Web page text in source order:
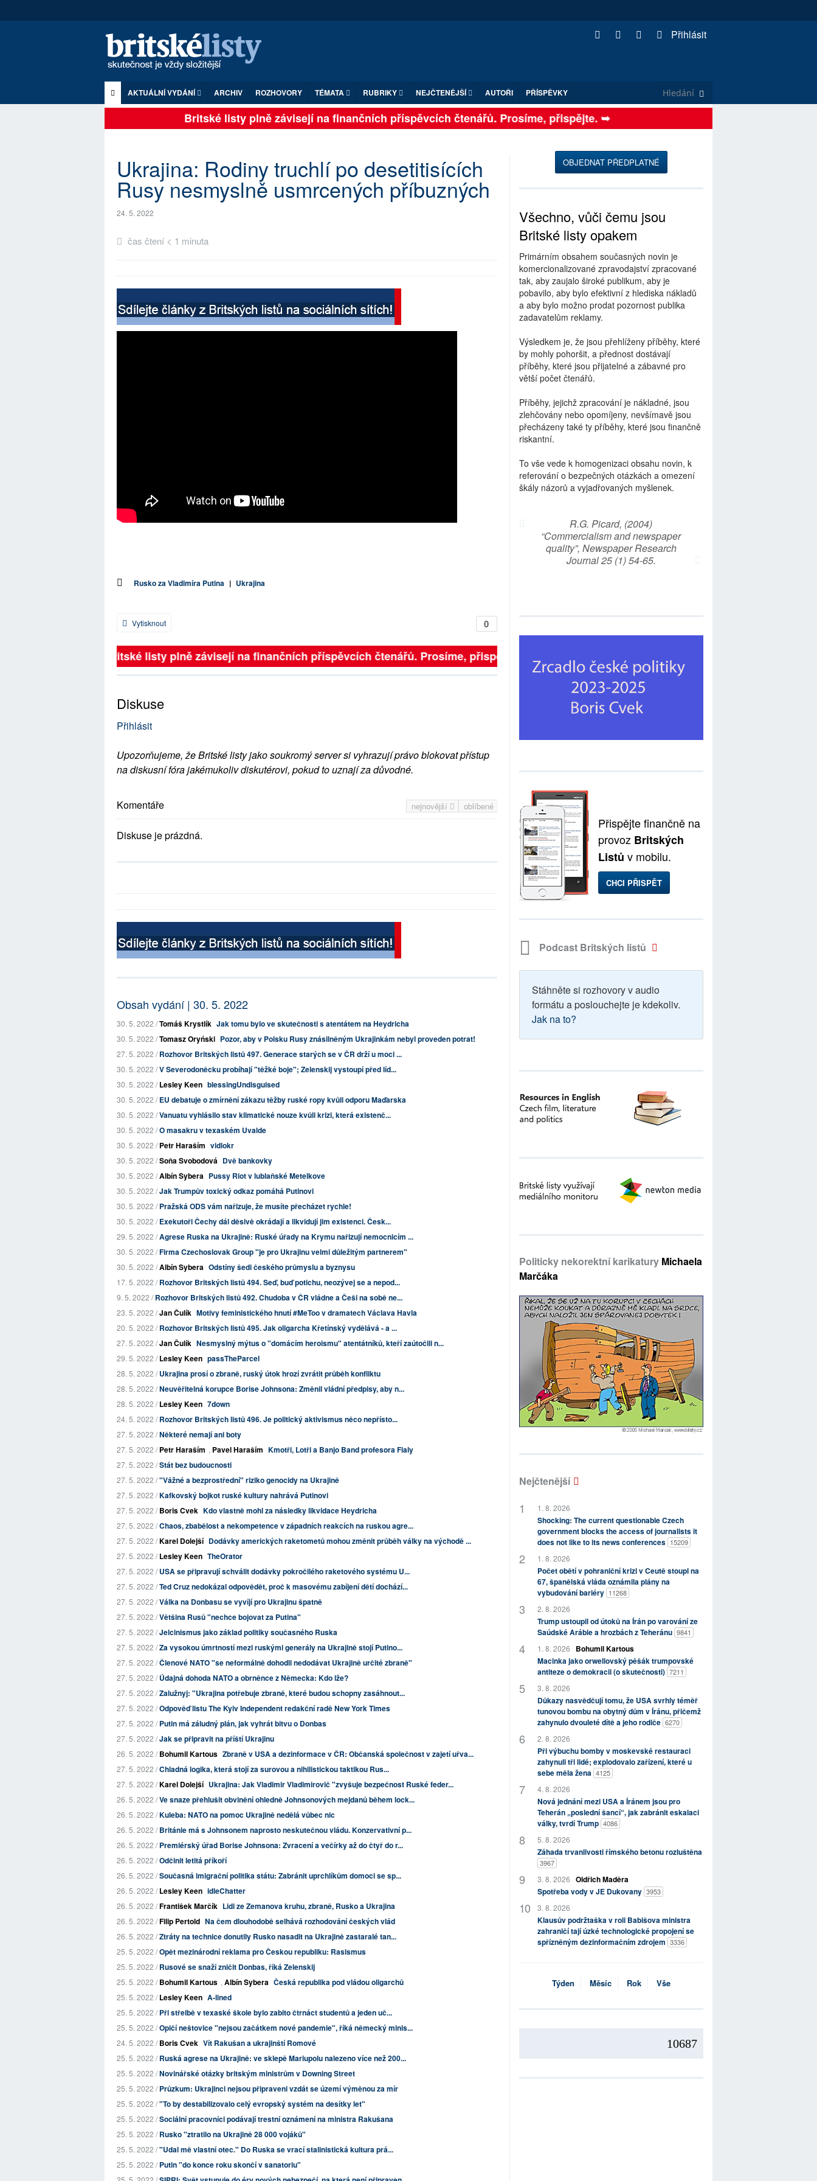
Přihlásit
AKTUÁLNÍ VYDÁNÍ ARCHIV ROZHOVORY TÉMATA RUBRIKY NEJČTENĚJŠÍ AUTOŘI PŘÍSPĚVKY
Britské listy plně závisejí na finančních příspěvcích čtenářů. Prosíme, přispějte. ➥
Ukrajina: Rodiny truchlí po desetitisících
Rusy nesmyslně usmrcených příbuzných
24. 5. 2022
čas čtení < 1 minuta
Rusko za Vladimíra Putina | Ukrajina
0
Vytisknout
Britské listy plně závisejí na finančních příspěvcích čtenářů. Prosíme, přispějte. ➥
Diskuse
Přihlásit
Upozorňujeme, že Britské listy jako soukromý server si vyhrazují právo blokovat přístup
na diskusní fóra jakémukoliv diskutérovi, pokud to uznají za důvodné.
nejnovější oblíbené
Komentáře
Diskuse je prázdná.
Obsah vydání | 30. 5. 2022
30. 5. 2022 /Tomáš Krystlík Jak tomu bylo ve skutečnosti s atentátem na Heydricha
30. 5. 2022 /Tomasz Oryński Pozor, aby v Polsku Rusy znásilněným Ukrajinkám nebyl proveden potrat!
27. 5. 2022 /Rozhovor Britských listů 497. Generace starých se v ČR drží u moci ...
30. 5. 2022 /V Severodoněcku probíhají "těžké boje"; Zelenskij vystoupí před líd...
30. 5. 2022 /Lesley Keen blessingUndisguised
30. 5. 2022 /EU debatuje o zmírnění zákazu těžby ruské ropy kvůli odporu Maďarska
30. 5. 2022 /Vanuatu vyhlásilo stav klimatické nouze kvůli krizi, která existenč...
30. 5. 2022 /O masakru v texaském Uvalde
30. 5. 2022 /Petr Haraším vidlokr
30. 5. 2022 /Soňa Svobodová Dvě bankovky
30. 5. 2022 /Albín Sybera Pussy Riot v lublaňské Metelkove
30. 5. 2022 /Jak Trumpův toxický odkaz pomáhá Putinovi
30. 5. 2022 /Pražská ODS vám nařizuje, že musíte přecházet rychle!
30. 5. 2022 /Exekutoři Čechy dál děsivě okrádají a likvidují jim existenci. Česk...
29. 5. 2022 /Agrese Ruska na Ukrajině: Ruské úřady na Krymu nařizují nemocnicím ...
30. 5. 2022 /Firma Czechoslovak Group "je pro Ukrajinu velmi důležitým partnerem"
30. 5. 2022 /Albín Sybera Odstíny šedi českého průmyslu a byznysu
17. 5. 2022 /Rozhovor Britských listů 494. Seď, buď potichu, neozývej se a nepod...
9. 5. 2022 /Rozhovor Britských listů 492. Chudoba v ČR vládne a Češi na sobě ne...
23. 5. 2022 /Jan Čulík Motivy feministického hnutí #MeToo v dramatech Václava Havla
20. 5. 2022 /Rozhovor Britských listů 495. Jak oligarcha Křetínský vydělává - a ...
27. 5. 2022 /Jan Čulík Nesmyslný mýtus o "domácím heroismu" atentátníků, kteří zaútočili n...
29. 5. 2022 /Lesley Keen passTheParcel
28. 5. 2022 /Ukrajina prosí o zbraně, ruský útok hrozí zvrátit průběh konfliktu
28. 5. 2022 /Neuvěřitelná korupce Borise Johnsona: Změnil vládní předpisy, aby n...
28. 5. 2022 /Lesley Keen 7down
24. 5. 2022 /Rozhovor Britských listů 496. Je politický aktivismus něco nepřísto...
27. 5. 2022 /Některé nemají ani boty
27. 5. 2022 /Petr Haraším , Pavel Haraším Kmotři, Lotři a Banjo Band profesora Fialy
27. 5. 2022 /Stát bez budoucnosti
27. 5. 2022 /"Vážné a bezprostřední" riziko genocidy na Ukrajině
27. 5. 2022 /Kafkovský bojkot ruské kultury nahrává Putinovi
27. 5. 2022 /Boris Cvek Kdo vlastně mohl za následky likvidace Heydricha
27. 5. 2022 /Chaos, zbabělost a nekompetence v západních reakcích na ruskou agre...
27. 5. 2022 /Karel Dolejší Dodávky amerických raketometů mohou změnit průběh války na východě ...
27. 5. 2022 /Lesley Keen TheOrator
27. 5. 2022 /USA se připravují schválit dodávky pokročilého raketového systému U...
27. 5. 2022 /Ted Cruz nedokázal odpovědět, proč k masovému zabíjení dětí dochází...
27. 5. 2022 /Válka na Donbasu se vyvíjí pro Ukrajinu špatně
27. 5. 2022 /Většina Rusů "nechce bojovat za Putina"
27. 5. 2022 /Jelcinismus jako základ politiky současného Ruska
27. 5. 2022 /Za vysokou úmrtností mezi ruskými generály na Ukrajině stojí Putino...
27. 5. 2022 /Členové NATO "se neformálně dohodli nedodávat Ukrajině určité zbraně"
27. 5. 2022 /Údajná dohoda NATO a obrněnce z Německa: Kdo lže?
27. 5. 2022 /Zalužnyj: "Ukrajina potřebuje zbraně, které budou schopny zasáhnout...
27. 5. 2022 /Odpověď listu The Kyiv Independent redakční radě New York Times
27. 5. 2022 /Putin má záludný plán, jak vyhrát bitvu o Donbas
27. 5. 2022 /Jak se připravit na příští Ukrajinu
26. 5. 2022 /Bohumil Kartous Zbraně v USA a dezinformace v ČR: Občanská společnost v zajetí uřva...
27. 5. 2022 /Chladná logika, která stojí za surovou a nihilistickou taktikou Rus...
27. 5. 2022 /Karel Dolejší Ukrajina: Jak Vladimir Vladimirovič "zvyšuje bezpečnost Ruské feder...
26. 5. 2022 /Ve snaze přehlušit obvinění ohledně Johnsonových mejdanů během lock...
26. 5. 2022 /Kuleba: NATO na pomoc Ukrajině nedělá vůbec nic
26. 5. 2022 /Británie má s Johnsonem naprosto neskutečnou vládu. Konzervativní p...
26. 5. 2022 /Premiérský úřad Borise Johnsona: Zvracení a večírky až do čtyř do r...
26. 5. 2022 /Odčinit letitá příkoří
26. 5. 2022 /Současná imigrační politika státu: Zabránit uprchlíkům domoci se sp...
26. 5. 2022 /Lesley Keen idleChatter
26. 5. 2022 /František Marčík Lidi ze Zemanova kruhu, zbraně, Rusko a Ukrajina
26. 5. 2022 /Filip Pertold Na čem dlouhodobě selhává rozhodování českých vlád
26. 5. 2022 /Ztráty na technice donutily Rusko nasadit na Ukrajině zastaralé tan...
25. 5. 2022 /Opět mezinárodní reklama pro Českou republiku: Rasismus
25. 5. 2022 /Rusové se snaží zničit Donbas, říká Zelenskij
25. 5. 2022 /Bohumil Kartous , Albín Sybera Česká republika pod vládou oligarchů
25. 5. 2022 /Lesley Keen A-lined
25. 5. 2022 /Při střelbě v texaské škole bylo zabito čtrnáct studentů a jeden uč...
25. 5. 2022 /Opičí neštovice "nejsou začátkem nové pandemie", říká německý minis...
24. 5. 2022 /Boris Cvek Vít Rakušan a ukrajinští Romové
25. 5. 2022 /Ruská agrese na Ukrajině: ve sklepě Mariupolu nalezeno více než 200...
25. 5. 2022 /Novinářské otázky britským ministrům v Downing Street
25. 5. 2022 /Průzkum: Ukrajinci nejsou připraveni vzdát se území výměnou za mír
25. 5. 2022 /"To by destabilizovalo celý evropský systém na desítky let"
25. 5. 2022 /Sociální pracovníci podávají trestní oznámení na ministra Rakušana
25. 5. 2022 /Rusko "ztratilo na Ukrajině 28 000 vojáků"
25. 5. 2022 /"Udal mě vlastní otec." Do Ruska se vrací stalinistická kultura prá...
25. 5. 2022 /Putin "do konce roku skončí v sanatoriu"
OBJEDNAT PŘEDPLATNÉ
Všechno, vůči čemu jsou
Britské listy opakem
Primárním obsahem současných novin je
komercionalizované zpravodajství zpracované
tak, aby zaujalo široké publikum, aby je
pobavilo, aby bylo efektivní z hlediska nákladů
a aby bylo možno prodat pozornost publika
zadavatelům reklamy.
Výsledkem je, že jsou přehlíženy příběhy, které
by mohly pohoršit, a přednost dostávají
příběhy, které jsou přijatelné a zábavné pro
větší počet čtenářů.
Příběhy, jejichž zpracování je nákladné, jsou
zlehčovány nebo opomíjeny, nevšímavě jsou
přecházeny také ty příběhy, které jsou finančně
riskantní.
To vše vede k homogenizaci obsahu novin, k
referování o bezpečných otázkách a omezení
škály názorů a vyjadřovaných myšlenek.
R.G. Picard, (2004)
“Commercialism and newspaper
quality”, Newspaper Research
Journal 25 (1) 54-65.
Přispějte finančně na
provoz Britských
Listů v mobilu.
CHCI PŘISPĚT
Podcast Britských listů
Stáhněte si rozhovory v audio
formátu a poslouchejte je kdekoliv.
Jak na to?
Politicky nekorektní karikatury Michaela
Marčáka
Nejčtenější
1. 8. 2026
Shocking: The current questionable Czech
government blocks the access of journalists it
does not like to its news conferences 15209
1. 8. 2026
Počet obětí v pohraniční krizi v Ceutě stoupl na
67, španělská vláda oznámila plány na
vybudování bariéry 11268
2. 8. 2026
Trump ustoupil od útoků na Írán po varování ze
Saúdské Arábie a hrozbách z Teheránu 9841
1. 8. 2026
Bohumil Kartous
Macinka jako orwellovský pěšák trumpovské
antiteze o demokracii (o skutečnosti) 7211
3. 8. 2026
Důkazy nasvědčují tomu, že USA svrhly téměř
tunovou bombu na obytný dům v Íránu, přičemž
zahynulo dvouleté dítě a jeho rodiče 6270
2. 8. 2026
Při výbuchu bomby v moskevské restauraci
zahynuli tři lidé; explodovalo zařízení, které u
sebe měla žena 4125
4. 8. 2026
Nová jednání mezi USA a Íránem jsou pro
Teherán „poslední šancí“, jak zabránit eskalaci
války, tvrdí Trump 4086
5. 8. 2026
Záhada trvanlivosti římského betonu rozluštěna
3967
3. 8. 2026 Oldřich Maděra
Spotřeba vody v JE Dukovany 3953
3. 8. 2026
Klausův podržtaška v roli Babišova ministra
zahraničí tají úzké technologické propojení se
spřízněným dezinformačním zdrojem 3336
Týden Měsíc Rok Vše
10687